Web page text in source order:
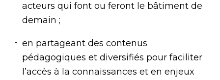
acteurs qui font ou feront le bâtiment de
demain ;
en partageant des contenus
pédagogiques et diversifiés pour faciliter
l’accès à la connaissances et en enjeux